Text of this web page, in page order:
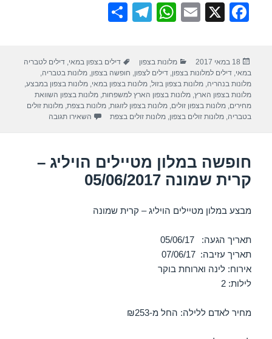
F
e
b
o
X
E
W
s
A
p
T
gr
a
m
e
פורסם
בתאריך
18 במאי 2017 קטגוריות
מלונות בצפון תגיות
דילים בצפון במאי ,דילים לטבריה
במאי ,דילים למלונות בצפון ,דילים לצפון חופשה בצפון ,מלונות בטבריה
מלונות בנהריה ,מלונות בצפון בזול ,מלונות בצפון במאי ,מלונות בצפון במבצע
מלונות בצפון הארץ ,מלונות בצפון הארץ למשפחות ,מלונות בצפון השוואת
מחירים ,מלונות בצפון זולים ,מלונות בצפון לזוגות ,מלונות בצפת ,מלונות זולים
בטבריה ,מלונות זולים בצפון ,מלונות זולים בצפת השאירו תגובה
חופשה במלון מטיילים הויליג –
קרית שמונה 05/06/2017
מבצע במלון מטיילים הויליג – קרית שמונה
תאריך הגעה: 05/06/17
תאריך עזיבה: 07/06/17
אירוח: לינה וארוחת בוקר
לילות: 2
מחיר לאדם ללילה: החל מ-₪253